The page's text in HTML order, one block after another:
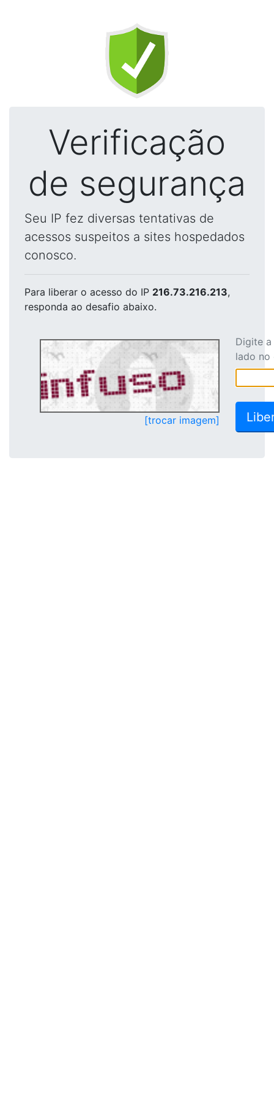
Verificação
de segurança
Seu IP fez diversas tentativas de
acessos suspeitos a sites hospedados
conosco.
Para liberar o acesso do IP 216.73.216.213,
responda ao desafio abaixo.
[trocar imagem]
Digite
lado no